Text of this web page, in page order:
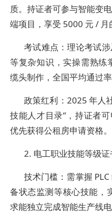
质。持证者可参与智能变
端项目，享受 5000 元 / 月
考试难点：理论考试
等复杂知识，实操需熟练
缆头制作，全国平均通过率
政策红利：2025 年人
技能人才目录”，持证者
优先获得公租房申请资格。
2. 电工职业技能等级证
技术门槛：需掌握
备状态监测等核心技能，
求能独立完成智能生产线